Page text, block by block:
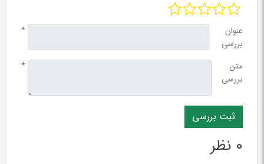
عنوان
بررسی
*
متن
بررسی
*
0 نظر